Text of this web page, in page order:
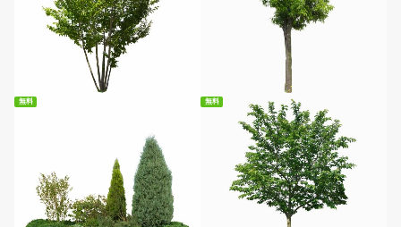
無料ダウンロード 無料ダウンロード
無料 無料